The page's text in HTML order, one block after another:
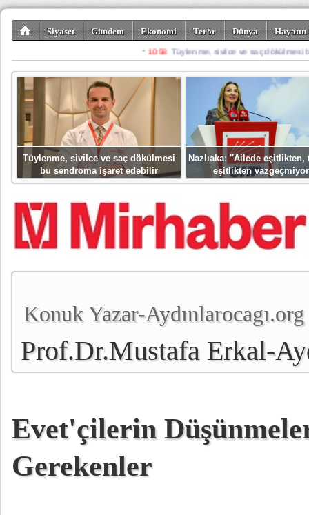
Siyaset Gündem Ekonomi Terör Dünya
Bilim-Teknoloji Gezi-Turizm Spor Misafir
Tüylenme, sivilce ve saç dökülmesi
bu sendroma işaret edebilir
Nazlıaka: ''Ailede eşitlikten,
eşitlikten
Konuk Yazar-Aydınlarocagı.org
Prof.Dr.Mustafa Erkal-
Evet'çilerin
Gerekenler